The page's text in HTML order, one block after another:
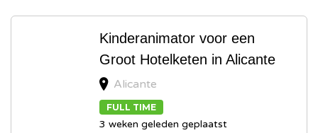
Kinderanimator voor een
Groot Hotelketen in Alicante
Alicante
FULL TIME
3 weken geleden geplaatst